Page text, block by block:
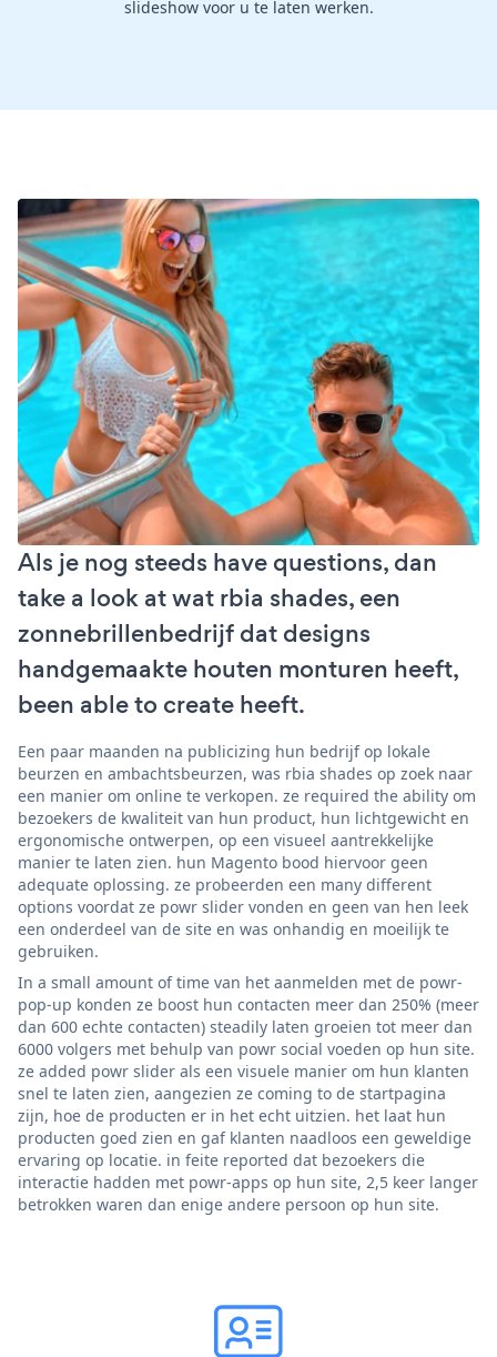
slideshow voor u te laten werken.
Als je nog steeds have questions, dan
take a look at wat rbia shades, een
zonnebrillenbedrijf dat designs
handgemaakte houten monturen heeft,
been able to create heeft.
Een paar maanden na publicizing hun bedrijf op lokale
beurzen en ambachtsbeurzen, was rbia shades op zoek naar
een manier om online te verkopen. ze required the ability om
bezoekers de kwaliteit van hun product, hun lichtgewicht en
ergonomische ontwerpen, op een visueel aantrekkelijke
manier te laten zien. hun Magento bood hiervoor geen
adequate oplossing. ze probeerden een many different
options voordat ze powr slider vonden en geen van hen leek
een onderdeel van de site en was onhandig en moeilijk te
gebruiken.
In a small amount of time van het aanmelden met de powr-
pop-up konden ze boost hun contacten meer dan 250% (meer
dan 600 echte contacten) steadily laten groeien tot meer dan
6000 volgers met behulp van powr social voeden op hun site.
ze added powr slider als een visuele manier om hun klanten
snel te laten zien, aangezien ze coming to de startpagina
zijn, hoe de producten er in het echt uitzien. het laat hun
producten goed zien en gaf klanten naadloos een geweldige
ervaring op locatie. in feite reported dat bezoekers die
interactie hadden met powr-apps op hun site, 2,5 keer langer
betrokken waren dan enige andere persoon op hun site.